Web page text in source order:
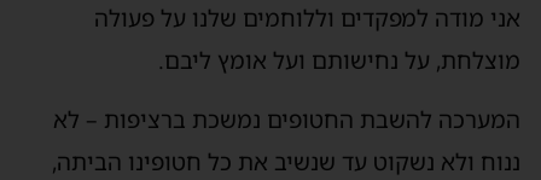
אני מודה למפקדים וללוחמים שלנו על פעולה
מוצלחת, על נחישותם ועל אומץ ליבם.
המערכה להשבת החטופים נמשכת ברציפות – לא
ננוח ולא נשקוט עד שנשיב את כל חטופינו הביתה,